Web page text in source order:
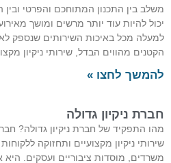
משלב בין התכנון המתוחכם והפרטי ובין
יכול להיות עוד יותר מרשים ומושך
למעלה מכל באיכות השירותים שנספק
הקטנים מהווים הבדל, שירותי ניקיון
להמשך לחצו »
חברת ניקיון גדולה
מהו התפקיד של חברת ניקיון גדולה?
שירותי ניקיון מקצועיים ותחזוקה
משרדים, מוסדות ציבוריים ועסקים. היא